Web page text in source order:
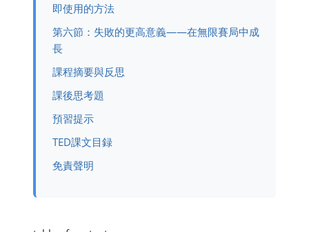
即使用的方法
第六節：失敗的更高意義——在無限賽局中成
長
課程摘要與反思
課後思考題
預習提示
TED課文目録
免責聲明